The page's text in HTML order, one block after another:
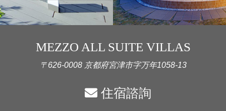
MEZZO ALL SUITE VILLAS
〒626-0008 京都府宮津市字万年1058-13
住宿諮詢